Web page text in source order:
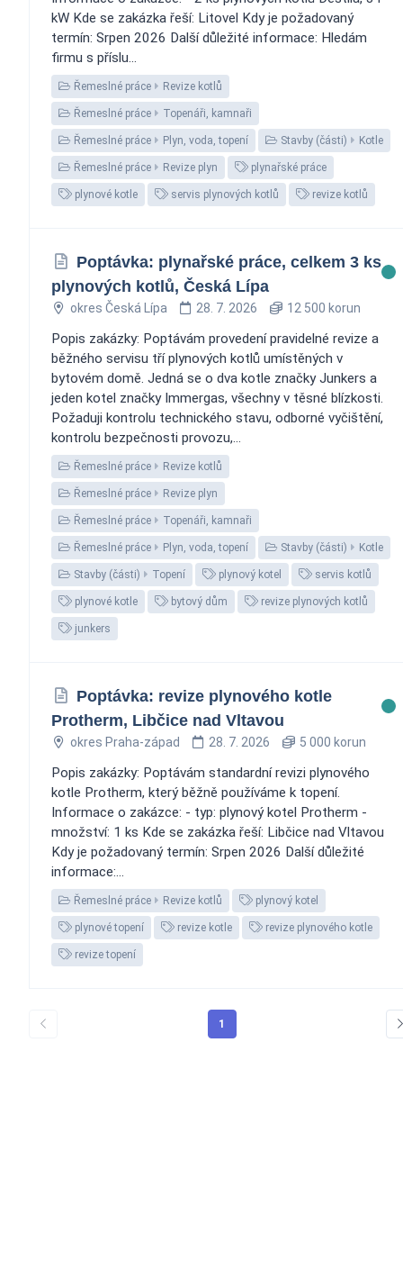
kW Kde se zakázka řeší: Litovel Kdy je požadovaný
termín: Srpen 2026 Další důležité informace: Hledám
firmu s příslu...
Řemeslné práce Revize kotlů
Řemeslné práce Topenáři, kamnaři
Řemeslné práce Plyn, voda, topení Stavby (části) Kotle
Řemeslné práce Revize plyn plynařské práce
plynové kotle servis plynových kotlů revize kotlů
Poptávka: plynařské práce, celkem 3 ks
plynových kotlů, Česká Lípa
okres Česká Lípa 28. 7. 2026 12 500 korun
Popis zakázky: Poptávám provedení pravidelné revize a
běžného servisu tří plynových kotlů umístěných v
bytovém domě. Jedná se o dva kotle značky Junkers a
jeden kotel značky Immergas, všechny v těsné blízkosti.
Požaduji kontrolu technického stavu, odborné vyčištění,
kontrolu bezpečnosti provozu,...
Řemeslné práce Revize kotlů
Řemeslné práce Revize plyn
Řemeslné práce Topenáři, kamnaři
Řemeslné práce Plyn, voda, topení Stavby (části) Kotle
Stavby (části) Topení plynový kotel servis kotlů
plynové kotle bytový dům revize plynových kotlů
junkers
Poptávka: revize plynového kotle
Protherm, Libčice nad Vltavou
okres Praha-západ 28. 7. 2026 5 000 korun
Popis zakázky: Poptávám standardní revizi plynového
kotle Protherm, který běžně používáme k topení.
Informace o zakázce: - typ: plynový kotel Protherm -
množství: 1 ks Kde se zakázka řeší: Libčice nad Vltavou
Kdy je požadovaný termín: Srpen 2026 Další důležité
informace:...
Řemeslné práce Revize kotlů plynový kotel
plynové topení revize kotle revize plynového kotle
revize topení
1